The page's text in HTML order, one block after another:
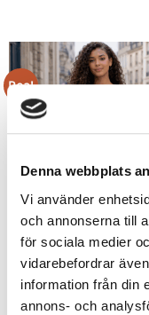
Denna webbplats
Vi använder
och annonserna till
för sociala medier
vidarebefordrar
information från din
annons- och
Rea!
SLUT I LAGER